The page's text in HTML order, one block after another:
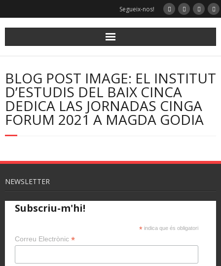
Segueix-nos!
BLOG POST IMAGE: EL INSTITUT
D’ESTUDIS DEL BAIX CINCA
DEDICA LAS JORNADAS CINGA
FORUM 2021 A MAGDA GODIA
NEWSLETTER
Subscriu-m'hi!
* indica que és obligatori
Correu Electrònic *